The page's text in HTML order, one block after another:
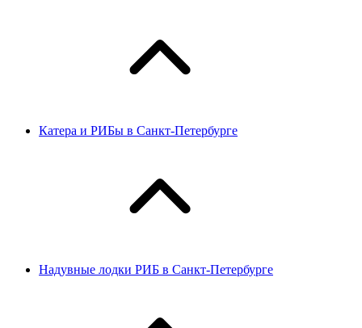
Катера и РИБы в Санкт-Петербурге
Надувные лодки РИБ в Санкт-Петербурге